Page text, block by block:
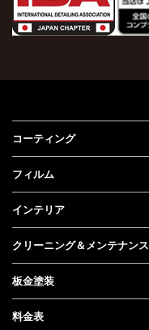
コーティング
フィルム
インテリア
クリーニング＆メンテナンス
板金塗装
料金表